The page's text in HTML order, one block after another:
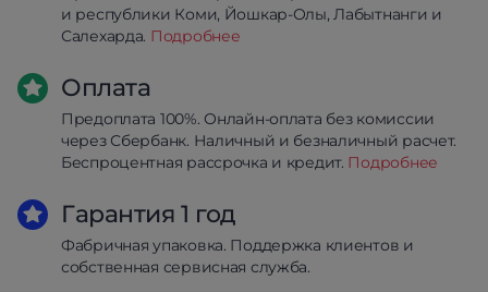
и республики Коми, Йошкар-Олы, Лабытнанги и
Салехарда. Подробнее
Оплата
Предоплата 100%. Онлайн-оплата без комиссии
через Сбербанк. Наличный и безналичный расчет.
Беспроцентная рассрочка и кредит. Подробнее
Гарантия 1 год
Фабричная упаковка. Поддержка клиентов и
собственная сервисная служба.